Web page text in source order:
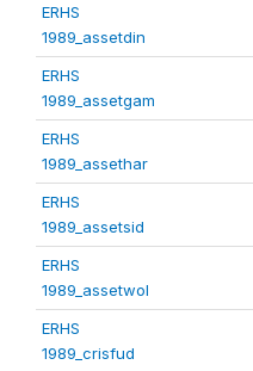
ERHS
1989_assetdin
ERHS
1989_assetgam
ERHS
1989_assethar
ERHS
1989_assetsid
ERHS
1989_assetwol
ERHS
1989_crisfud